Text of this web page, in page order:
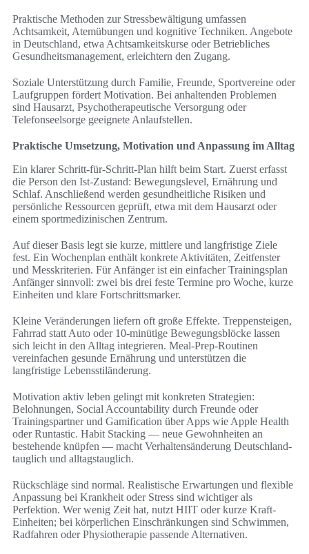
Praktische Methoden zur Stressbewältigung umfassen
Achtsamkeit, Atemübungen und kognitive Techniken. Angebote
in Deutschland, etwa Achtsamkeitskurse oder Betriebliches
Gesundheitsmanagement, erleichtern den Zugang.
Soziale Unterstützung durch Familie, Freunde, Sportvereine oder
Laufgruppen fördert Motivation. Bei anhaltenden Problemen
sind Hausarzt, Psychotherapeutische Versorgung oder
Telefonseelsorge geeignete Anlaufstellen.
Praktische Umsetzung, Motivation und Anpassung im Alltag
Ein klarer Schritt-für-Schritt-Plan hilft beim Start. Zuerst erfasst
die Person den Ist-Zustand: Bewegungslevel, Ernährung und
Schlaf. Anschließend werden gesundheitliche Risiken und
persönliche Ressourcen geprüft, etwa mit dem Hausarzt oder
einem sportmedizinischen Zentrum.
Auf dieser Basis legt sie kurze, mittlere und langfristige Ziele
fest. Ein Wochenplan enthält konkrete Aktivitäten, Zeitfenster
und Messkriterien. Für Anfänger ist ein einfacher Trainingsplan
Anfänger sinnvoll: zwei bis drei feste Termine pro Woche, kurze
Einheiten und klare Fortschrittsmarker.
Kleine Veränderungen liefern oft große Effekte. Treppensteigen,
Fahrrad statt Auto oder 10‑minütige Bewegungsblöcke lassen
sich leicht in den Alltag integrieren. Meal-Prep-Routinen
vereinfachen gesunde Ernährung und unterstützen die
langfristige Lebensstiländerung.
Motivation aktiv leben gelingt mit konkreten Strategien:
Belohnungen, Social Accountability durch Freunde oder
Trainingspartner und Gamification über Apps wie Apple Health
oder Runtastic. Habit Stacking — neue Gewohnheiten an
bestehende knüpfen — macht Verhaltensänderung Deutschland-
tauglich und alltagstauglich.
Rückschläge sind normal. Realistische Erwartungen und flexible
Anpassung bei Krankheit oder Stress sind wichtiger als
Perfektion. Wer wenig Zeit hat, nutzt HIIT oder kurze Kraft-
Einheiten; bei körperlichen Einschränkungen sind Schwimmen,
Radfahren oder Physiotherapie passende Alternativen.